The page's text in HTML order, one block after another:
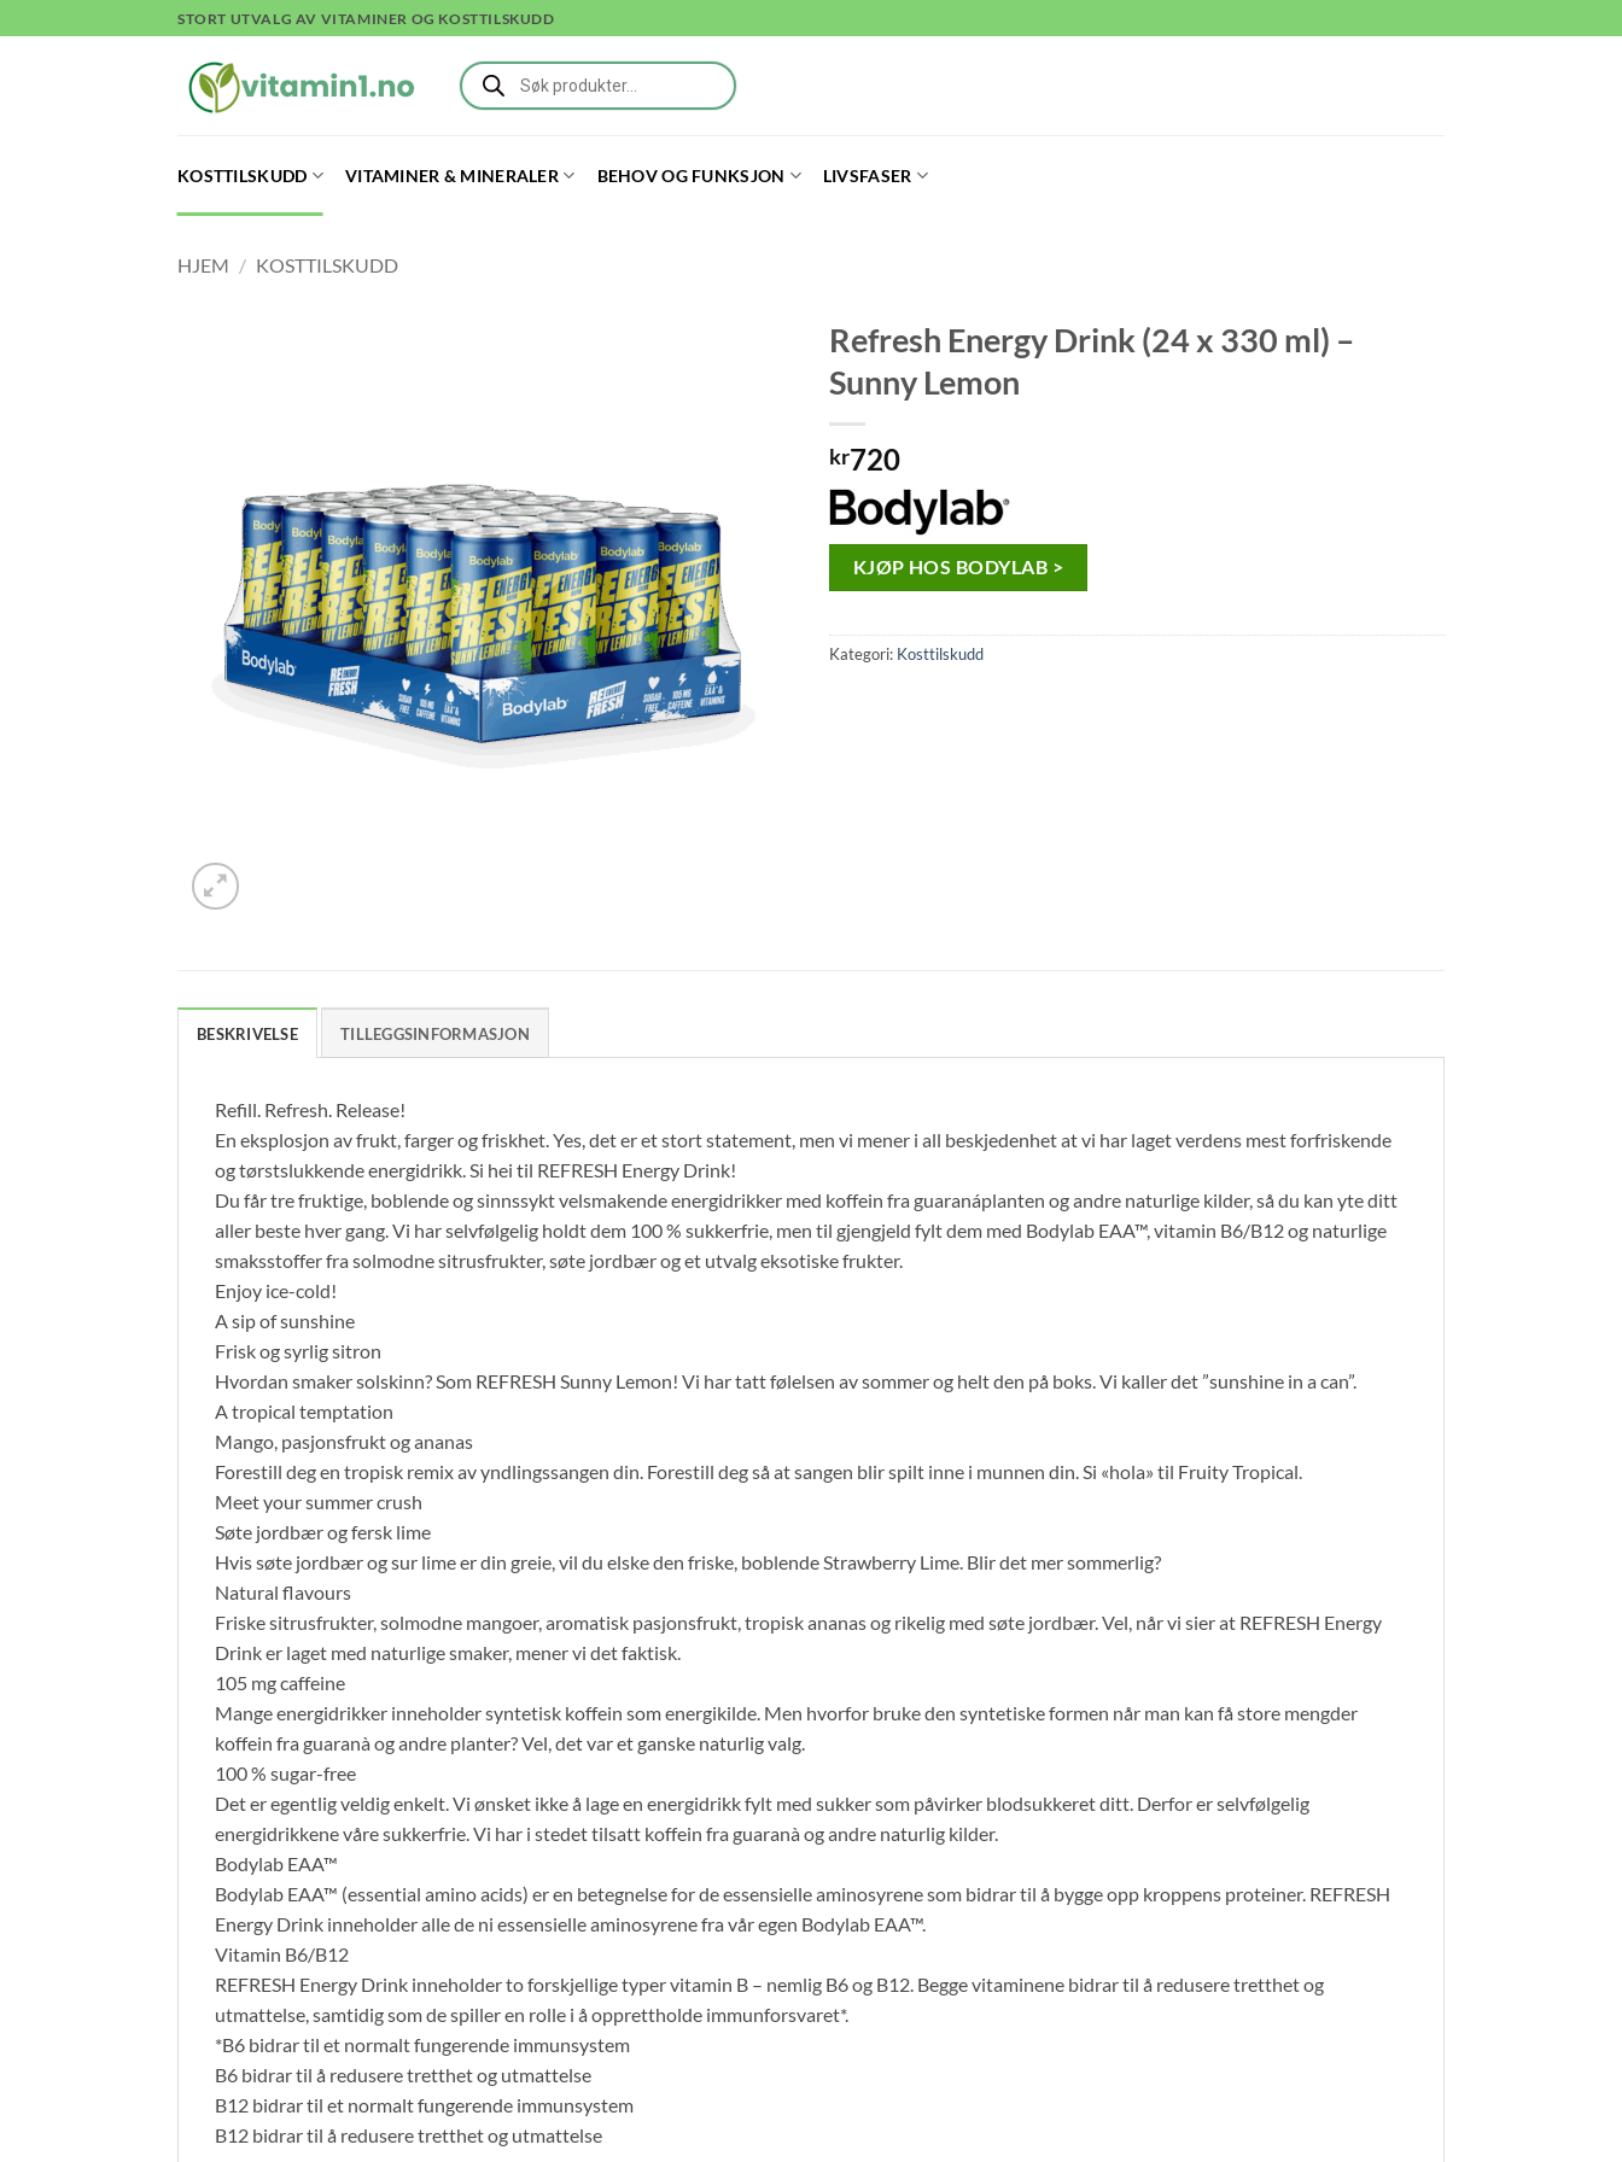
to
STORT UTVALG AV VITAMINER OG KOSTTILSKUDD
Products
search
KOSTTILSKUDD VITAMINER & MINERALER BEHOV OG FUNKSJON LIVSFASER
HJEM / KOSTTILSKUDD
Refresh Energy Drink (24 x 330 ml) –
Sunny Lemon
kr720
KJØP HOS BODYLAB >
Kategori: Kosttilskudd
BESKRIVELSE TILLEGGSINFORMASJON
Refill. Refresh. Release!
En eksplosjon av frukt, farger og friskhet. Yes, det er et stort statement, men vi mener i all beskjedenhet at vi har laget verdens mest forfriskende
og tørstslukkende energidrikk. Si hei til REFRESH Energy Drink!
Du får tre fruktige, boblende og sinnssykt velsmakende energidrikker med koffein fra guaranáplanten og andre naturlige kilder, så du kan yte ditt
aller beste hver gang. Vi har selvfølgelig holdt dem 100 % sukkerfrie, men til gjengjeld fylt dem med Bodylab EAA™, vitamin B6/B12 og naturlige
smaksstoffer fra solmodne sitrusfrukter, søte jordbær og et utvalg eksotiske frukter.
Enjoy ice-cold!
A sip of sunshine
Frisk og syrlig sitron
Hvordan smaker solskinn? Som REFRESH Sunny Lemon! Vi har tatt følelsen av sommer og helt den på boks. Vi kaller det ”sunshine in a can”.
A tropical temptation
Mango, pasjonsfrukt og ananas
Forestill deg en tropisk remix av yndlingssangen din. Forestill deg så at sangen blir spilt inne i munnen din. Si «hola» til Fruity Tropical.
Meet your summer crush
Søte jordbær og fersk lime
Hvis søte jordbær og sur lime er din greie, vil du elske den friske, boblende Strawberry Lime. Blir det mer sommerlig?
Natural flavours
Friske sitrusfrukter, solmodne mangoer, aromatisk pasjonsfrukt, tropisk ananas og rikelig med søte jordbær. Vel, når vi sier at REFRESH Energy
Drink er laget med naturlige smaker, mener vi det faktisk.
105 mg caffeine
Mange energidrikker inneholder syntetisk koffein som energikilde. Men hvorfor bruke den syntetiske formen når man kan få store mengder
koffein fra guaranà og andre planter? Vel, det var et ganske naturlig valg.
100 % sugar-free
Det er egentlig veldig enkelt. Vi ønsket ikke å lage en energidrikk fylt med sukker som påvirker blodsukkeret ditt. Derfor er selvfølgelig
energidrikkene våre sukkerfrie. Vi har i stedet tilsatt koffein fra guaranà og andre naturlig kilder.
Bodylab EAA™
Bodylab EAA™ (essential amino acids) er en betegnelse for de essensielle aminosyrene som bidrar til å bygge opp kroppens proteiner. REFRESH
Energy Drink inneholder alle de ni essensielle aminosyrene fra vår egen Bodylab EAA™.
Vitamin B6/B12
REFRESH Energy Drink inneholder to forskjellige typer vitamin B – nemlig B6 og B12. Begge vitaminene bidrar til å redusere tretthet og
utmattelse, samtidig som de spiller en rolle i å opprettholde immunforsvaret*.
*B6 bidrar til et normalt fungerende immunsystem
B6 bidrar til å redusere tretthet og utmattelse
B12 bidrar til et normalt fungerende immunsystem
B12 bidrar til å redusere tretthet og utmattelse